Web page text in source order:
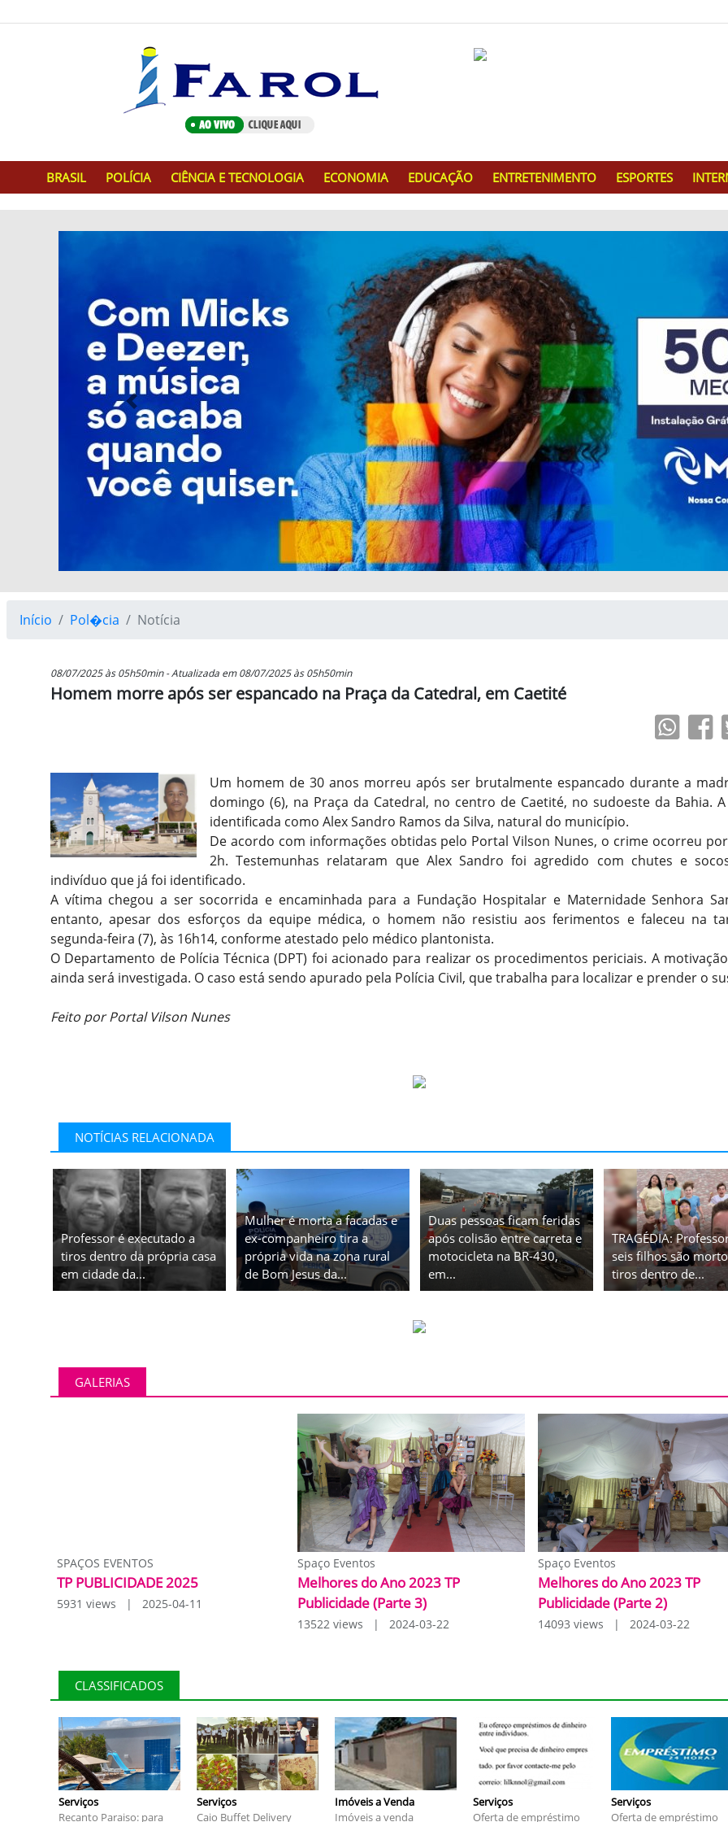
BRASIL POLÍCIA CIÊNCIA E TECNOLOGIA ECONOMIA EDUCAÇÃO ENTRETENIMENTO ESPORTES
Previous
Início Pol�cia Notícia
08/07/2025 às 05h50min - Atualizada em 08/07/2025 às 05h50min
Homem morre após ser espancado na Praça da Catedral, em Caetité
Um homem de 30 anos morreu após ser brutalmente espancado durante a
domingo (6), na Praça da Catedral, no centro de Caetité, no sudoeste da Bahia.
identificada como Alex Sandro Ramos da Silva, natural do município.
De acordo com informações obtidas pelo Portal Vilson Nunes, o crime ocorreu
2h. Testemunhas relataram que Alex Sandro foi agredido com chutes e
indivíduo que já foi identificado.
A vítima chegou a ser socorrida e encaminhada para a Fundação Hospitalar e Maternidade Senhora
entanto, apesar dos esforços da equipe médica, o homem não resistiu aos ferimentos e faleceu na
segunda-feira (7), às 16h14, conforme atestado pelo médico plantonista.
O Departamento de Polícia Técnica (DPT) foi acionado para realizar os procedimentos periciais. A
ainda será investigada. O caso está sendo apurado pela Polícia Civil, que trabalha para localizar e prender o
Feito por Portal Vilson Nunes
NOTÍCIAS RELACIONADA
Professor é executado a
tiros dentro da própria casa
em cidade da...
Mulher é morta a facadas e
ex-companheiro tira a
própria vida na zona rural
de Bom Jesus da...
Duas pessoas ficam feridas
após colisão entre carreta e
motocicleta na BR-430,
em...
TRAGÉDIA:
seis filhos são
tiros dentro de...
GALERIAS
SPAÇOS EVENTOS
TP PUBLICIDADE 2025
5931 views | 2025-04-11
Spaço Eventos
Melhores do Ano 2023 TP
Publicidade (Parte 3)
13522 views | 2024-03-22
Spaço Eventos
Melhores do Ano 2023 TP
Publicidade (Parte 2)
14093 views | 2024-03-22
CLASSIFICADOS
Serviços
Recanto Paraiso: para
Serviços
Caio Buffet Delivery
Imóveis a Venda
Imóveis a venda
Serviços
Oferta de empréstimo
Serviços
Oferta de empréstimo